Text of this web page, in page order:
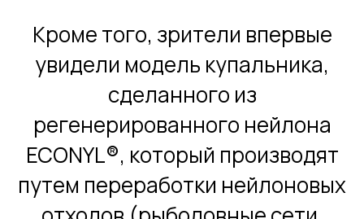
Кроме того, зрители впервые
увидели модель купальника,
сделанного из
регенерированного нейлона
ECONYL®, который производят
путем переработки нейлоновых